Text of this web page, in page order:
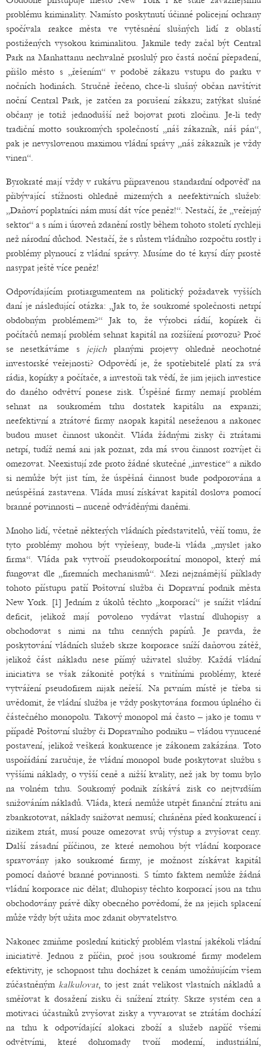
problému kriminality. Namísto poskytnutí účinné policejní ochrany
spočívala reakce města ve vytěsnění slušných lidí z oblastí
postižených vysokou kriminalitou. Jakmile tedy začal být Central
Park na Manhattanu nechvalně proslulý pro častá noční přepadení,
přišlo město s „řešením“ v podobě zákazu vstupu do parku v
nočních hodinách. Stručně řečeno, chce-li slušný občan navštívit
noční Central Park, je zatčen za porušení zákazu; zatýkat slušné
občany je totiž jednodušší než bojovat proti zločinu. Je-li tedy
tradiční motto soukromých společností „náš zákazník, náš pán“,
pak je nevyslovenou maximou vládní správy „náš zákazník je vždy
vinen“.
Byrokraté mají vždy v rukávu připravenou standardní odpověď na
přibývající stížnosti ohledně mizerných a neefektivních služeb:
„Daňoví poplatníci nám musí dát více peněz!“. Nestačí, že „veřejný
sektor“ a s ním i úroveň zdanění rostly během tohoto století rychleji
než národní důchod. Nestačí, že s růstem vládního rozpočtu rostly i
problémy plynoucí z vládní správy. Musíme do té krysí díry prostě
nasypat ještě více peněz!
Odpovídajícím protiargumentem na politický požadavek vyšších
daní je následující otázka: „Jak to, že soukromé společnosti netrpí
obdobným problémem?“ Jak to, že výrobci rádií, kopírek či
počítačů nemají problém sehnat kapitál na rozšíření provozu? Proč
se nesetkáváme s jejich planými projevy ohledně neochotné
investorské veřejnosti? Odpovědí je, že spotřebitelé platí za svá
rádia, kopírky a počítače, a investoři tak vědí, že jim jejich investice
do daného odvětví ponese zisk. Úspěšné firmy nemají problém
sehnat na soukromém trhu dostatek kapitálu na expanzi;
neefektivní a ztrátové firmy naopak kapitál neseženou a nakonec
budou muset činnost ukončit. Vláda žádnými zisky či ztrátami
netrpí, tudíž nemá ani jak poznat, zda má svou činnost rozvíjet či
omezovat. Neexistují zde proto žádné skutečné „investice“ a nikdo
si nemůže být jist tím, že úspěšná činnost bude podporována a
neúspěšná zastavena. Vláda musí získávat kapitál doslova pomocí
branné povinnosti – nuceně odváděnými daněmi.
Mnoho lidí, včetně některých vládních představitelů, věří tomu, že
tyto problémy mohou být vyřešeny, bude-li vláda „myslet jako
firma“. Vláda pak vytvoří pseudokorporátní monopol, který má
fungovat dle „firemních mechanismů“. Mezi nejznámější příklady
tohoto přístupu patří Poštovní služba či Dopravní podnik města
New York. [1] Jedním z úkolů těchto „korporací“ je snížit vládní
deficit, jelikož mají povoleno vydávat vlastní dluhopisy a
obchodovat s nimi na trhu cenných papírů. Je pravda, že
poskytování vládních služeb skrze korporace sníží daňovou zátěž,
jelikož část nákladu nese přímý uživatel služby. Každá vládní
iniciativa se však zákonitě potýká s vnitřními problémy, které
vytváření pseudofirem nijak neřeší. Na prvním místě je třeba si
uvědomit, že vládní služba je vždy poskytována formou úplného či
částečného monopolu. Takový monopol má často – jako je tomu v
případě Poštovní služby či Dopravního podniku – vládou vynucené
postavení, jelikož veškerá konkurence je zákonem zakázána. Toto
uspořádání zaručuje, že vládní monopol bude poskytovat službu s
vyššími náklady, o vyšší ceně a nižší kvality, než jak by tomu bylo
na volném trhu. Soukromý podnik získává zisk co nejtvrdším
snižováním nákladů. Vláda, která nemůže utrpět finanční ztrátu ani
zbankrotovat, náklady snižovat nemusí; chráněna před konkurencí i
rizikem ztrát, musí pouze omezovat svůj výstup a zvyšovat ceny.
Další zásadní příčinou, ze které nemohou být vládní korporace
spravovány jako soukromé firmy, je možnost získávat kapitál
pomocí daňové branné povinnosti. S tímto faktem nemůže žádná
vládní korporace nic dělat; dluhopisy těchto korporací jsou na trhu
obchodovány právě díky obecného povědomí, že na jejich splacení
může vždy být užita moc zdanit obyvatelstvo.
Nakonec zmiňme poslední kritický problém vlastní jakékoli vládní
iniciativě. Jednou z příčin, proč jsou soukromé firmy modelem
efektivity, je schopnost trhu docházet k cenám umožňujícím všem
zúčastněnýmkalkulovat, to jest znát velikost vlastních nákladů a
směřovat k dosažení zisku či snížení ztráty. Skrze systém cen a
motivaci účastníků zvyšovat zisky a vyvarovat se ztrátám dochází
na trhu k odpovídající alokaci zboží a služeb napříč všemi
odvětvími, které dohromady tvoří moderní, industriální,